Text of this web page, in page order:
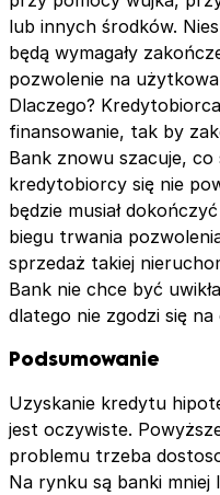
lub innych środków.
będą wymagały
pozwolenie na
Dlaczego?
finansowanie, tak by
Bank znowu szacuje, co
kredytobiorcy się nie
będzie musiał
biegu trwania
sprzedaż takiej
Bank nie chce być
dlatego nie zgodzi się
Podsumowanie
Uzyskanie kredytu
jest oczywiste.
problemu trzeba
Na rynku są banki mniej